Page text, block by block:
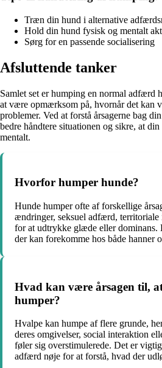
Træn din hund i alternative
Hold din hund fysisk og mentalt
Sørg for en passende socialisering
Afsluttende tanker
Samlet set er humping en normal adfærd
at være opmærksom på, hvornår det kan
problemer. Ved at forstå årsagerne bag
bedre håndtere situationen og sikre, at
mentalt.
Hvorfor humper hunde?
Hunde humper ofte af forskellige
ændringer, seksuel adfærd, territoriale
for at udtrykke glæde eller dominans.
der kan forekomme hos både hanner
Hvad kan være årsagen til,
humper?
Hvalpe kan humpe af flere grunde,
deres omgivelser, social interaktion
føler sig overstimulerede. Det er
adfærd nøje for at forstå, hvad der